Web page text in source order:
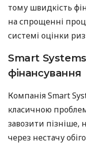
тому швидкість
на спрощенні
системі оцінки
Smart
фінансування
Компанія Smart
класичною
завозити пізніше,
через нестачу